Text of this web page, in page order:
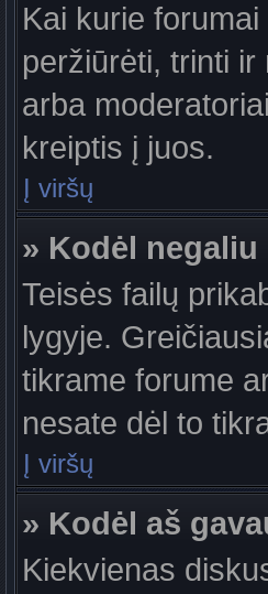
Kai kurie
peržiūrėti, trinti
arba
kreiptis į juos.
Į viršų
» Kodėl
Teisės failų
lygyje.
tikrame forume
nesate dėl to
Į viršų
» Kodėl aš
Kiekvienas